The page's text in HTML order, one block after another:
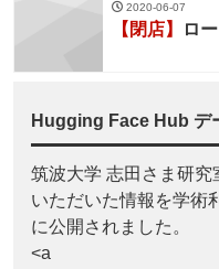
2020-06-07
【閉店】 ロ
Hugging Face Hub デ
筑波大学 志田さま研究
いただいた情報を学術
に公開されました。
<a